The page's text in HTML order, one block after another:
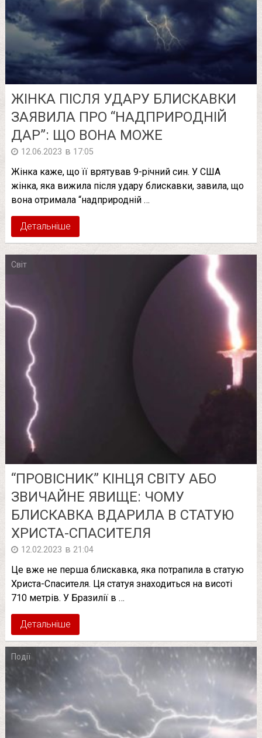
ЖІНКА ПІСЛЯ УДАРУ БЛИСКАВКИ
ЗАЯВИЛА ПРО “НАДПРИРОДНІЙ
ДАР”: ЩО ВОНА МОЖЕ
12.06.2023 в 17:05
Жінка каже, що її врятував 9-річний син. У США
жінка, яка вижила після удару блискавки, завила, що
вона отримала “надприродній …
Детальніше
Світ
“ПРОВІСНИК” КІНЦЯ СВІТУ АБО
ЗВИЧАЙНЕ ЯВИЩЕ: ЧОМУ
БЛИСКАВКА ВДАРИЛА В СТАТУЮ
ХРИСТА-СПАСИТЕЛЯ
12.02.2023 в 21:04
Це вже не перша блискавка, яка потрапила в статую
Христа-Спасителя. Ця статуя знаходиться на висоті
710 метрів. У Бразилії в …
Детальніше
Події